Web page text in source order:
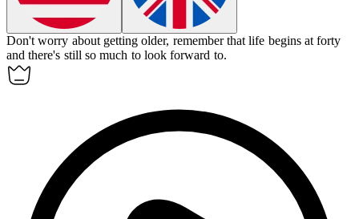
Don't worry about getting older, remember that life begins at forty
and there's still so much to look forward to.